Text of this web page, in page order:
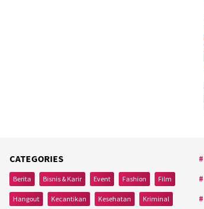
CATEGORIES
Berita Bisnis & Karir Event Fashion Film
Hangout Kecantikan Kesehatan Kriminal